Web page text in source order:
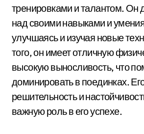
тренировками и талантом. Он
над своими навыками и
улучшаясь и изучая новые
того, он имеет отличную
высокую выносливость, что
доминировать в поединках.
решительность и
важную роль в его успехе.